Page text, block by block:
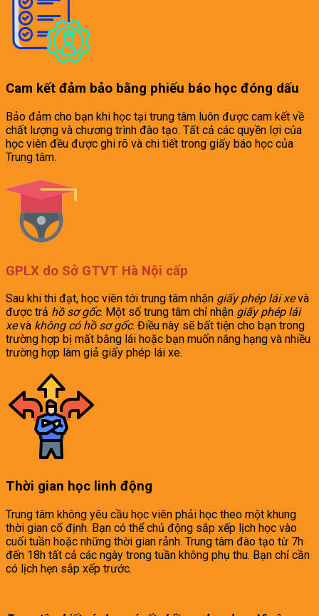
Cam kết đảm bảo bằng phiếu báo học đóng dấu
Bảo đảm cho bạn khi học tại trung tâm luôn được cam kết về
chất lượng và chương trình đào tạo. Tất cả các quyền lợi của
học viên đều được ghi rõ và chi tiết trong giấy báo học của
Trung tâm.
GPLX do Sở GTVT Hà Nội cấp
Sau khi thi đạt, học viên tới trung tâm nhận giấy phép lái xevà
được trả hồ sơ gốc. Một số trung tâm chỉ nhận giấy phép lái
xevà không có hồ sơ gốc. Điều này sẽ bất tiện cho bạn trong
trường hợp bị mất bằng lái hoặc bạn muốn nâng hạng và nhiều
trường hợp làm giả giấy phép lái xe.
Thời gian học linh động
Trung tâm không yêu cầu học viên phải học theo một khung
thời gian cố định. Bạn có thể chủ động sắp xếp lịch học vào
cuối tuần hoặc những thời gian rảnh. Trung tâm đào tạo từ 7h
đến 18h tất cả các ngày trong tuần không phụ thu. Bạn chỉ cần
có lịch hẹn sắp xếp trước.